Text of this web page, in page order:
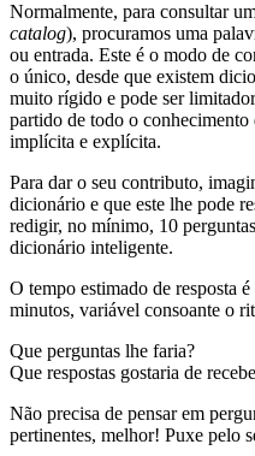
Normalmente, para consultar
catalog), procuramos uma
ou entrada. Este é o modo de
o único, desde que existem
muito rígido e pode ser
partido de todo o
implícita e explícita.
Para dar o seu contributo,
dicionário e que este lhe pode
redigir, no mínimo, 10
dicionário inteligente.
O tempo estimado de resposta
minutos, variável consoante o
Que perguntas lhe faria?
Que respostas gostaria de
Não precisa de pensar em
pertinentes, melhor! Puxe pelo